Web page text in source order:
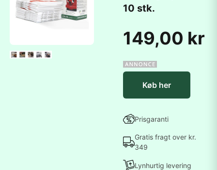
10 stk.
149,00 kr
Køb her
Prisgaranti
Gratis fragt over kr.
349
Lynhurtig levering